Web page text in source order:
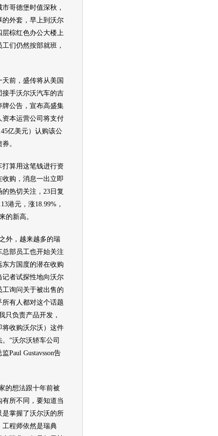
哥德堡时值深秋，
外套，早上到 沃尔
层棕红色办公大楼上
工们仍然按部就班，
，盛传将从美国
接手沃尔沃汽车的吉
牌公告，宣布高盛集
资本运营公司将支付
亿美元）认购该公
。
打算用这笔钱进行资
收购，消息一出立即
热切关注，23日复
港元，涨18.99%，
的新高。
，越来越多的瑞
总部员工也开始关注
东方国度的潜在收购
记者试探性地向沃尔
工询问关于被出售的
所有人都对这个话题
只负责产品开发，
将收购沃尔沃 ）这件
。”沃尔沃轿车公司
Paul Gustavsson告
想法跟十年前被
有所不同，要知道当
是掌握了沃尔沃的所
工程师依然是瑞典